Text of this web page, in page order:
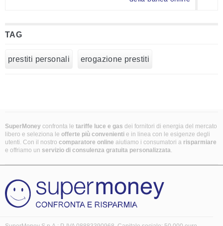
TAG
prestiti personali erogazione prestiti
SuperMoney confronta le tariffe luce e gas dei fornitori di energia del mercato
libero e seleziona le offerte più convenienti e in linea con le esigenze degli
utenti. Con il nostro comparatore online aiutiamo i consumatori a risparmiare
e offriamo un servizio di consulenza gratuita personalizzata.